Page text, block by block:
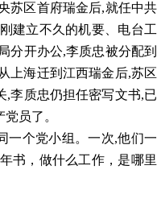
苏区首府瑞金后,就任中共
建立不久的机要、电台工
分开办公,李质忠被分配到
上海迁到江西瑞金后,苏区
,李质忠仍担任密写文书,已
员了。
一个党小组。一次,他们一
书，做什么工作，是哪里